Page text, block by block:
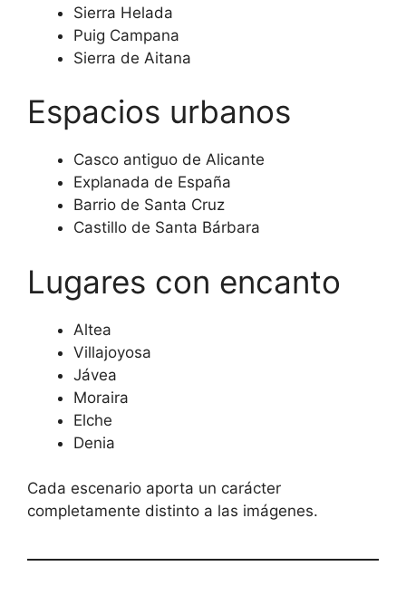
Sierra Helada
Puig Campana
Sierra de Aitana
Espacios urbanos
Casco antiguo de Alicante
Explanada de España
Barrio de Santa Cruz
Castillo de Santa Bárbara
Lugares con encanto
Altea
Villajoyosa
Jávea
Moraira
Elche
Denia
Cada escenario aporta un carácter
completamente distinto a las imágenes.